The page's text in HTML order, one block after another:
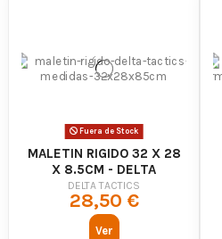
Fuera de Stock
MALETIN RIGIDO 32 X 28
X 8.5CM - DELTA
TACTICS
DELTA TACTICS
28,50 €
Ver